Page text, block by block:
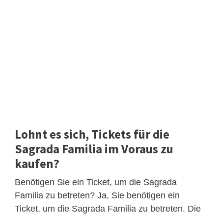
Lohnt es sich, Tickets für die
Sagrada Familia im Voraus zu
kaufen?
Benötigen Sie ein Ticket, um die Sagrada
Familia zu betreten? Ja, Sie benötigen ein
Ticket, um die Sagrada Familia zu betreten. Die